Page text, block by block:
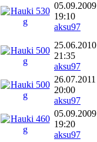
05.09.2009
19:10
aksu97
25.06.2010
21:35
aksu97
26.07.2011
20:00
aksu97
05.09.2009
19:20
aksu97